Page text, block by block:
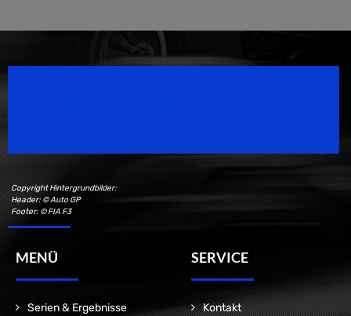
Copyright Hintergrundbilder:
Header: © Auto GP
Footer: © FIA F3
MENÜ
Serien & Ergebnisse
SERVICE
Kontakt